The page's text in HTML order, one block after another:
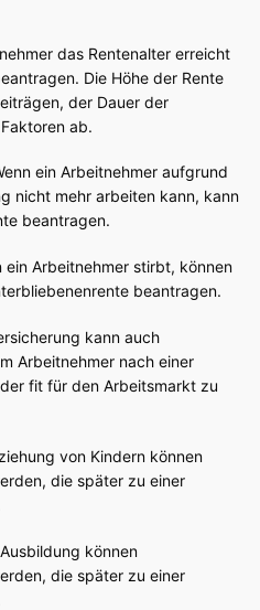
das Rentenalter erreicht
Die Höhe der Rente
der Dauer der
ab.
ein Arbeitnehmer aufgrund
nicht mehr arbeiten kann, kann
beantragen.
ein Arbeitnehmer stirbt, können
beantragen.
kann auch
Arbeitnehmer nach einer
fit für den Arbeitsmarkt zu
von Kindern können
die später zu einer
können
die später zu einer